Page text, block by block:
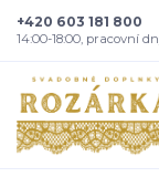
+420 603 181 800
14:00-18:00, pracovní